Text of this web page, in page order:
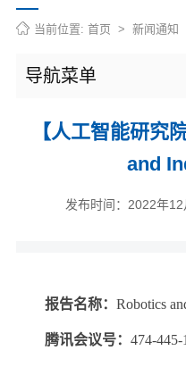
当前位置: 首页 > 新闻通知
导航菜单
【人工智能研究
and
发布时间：2022年
报告名称： Robotics
腾讯会议号： 474-445-